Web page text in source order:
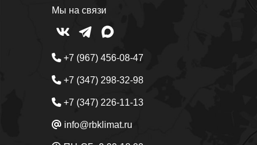
Мы на связи
+7 (967) 456-08-47
+7 (347) 298-32-98
+7 (347) 226-11-13
info@rbklimat.ru